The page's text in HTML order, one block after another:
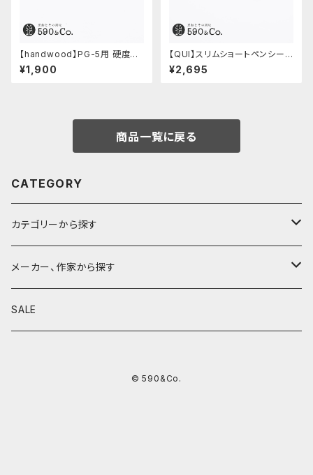
【handwood】PG-5用 硬度表
示窓 (ステンレス/六角窓)
¥1,900
【QUI】スリムショートペンシー
ス・クードゥー (ストーン)
¥2,695
商品一覧に戻る
CATEGORY
カテゴリーから探す
鉛筆
鉛筆補助軸
メーカー、作家から探す
590&Co.
SALE
© 590&Co.